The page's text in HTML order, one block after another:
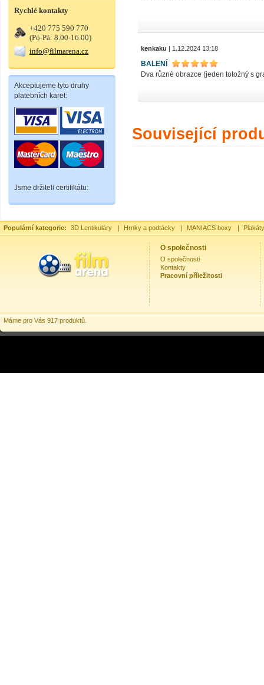
Rychlé kontakty
+420 775 590 770
(Po-Pá: 8.00-16.00)
info@filmarena.cz
Akceptujeme tyto druhy
platebních karet:
Jsme držiteli certifikátu:
kenkaku | 1.12.2024 13:18
BALENÍ
Dva různé obrazce (jeden totožný s
Související
Populární kategorie: 3D Lentikuláry | Hrnky a podtácky | MANIACS boxy | Plakáty
O společnosti
O společnosti
Kontakty
Pracovní příležitosti
Máme pro Vás 917 produktů.